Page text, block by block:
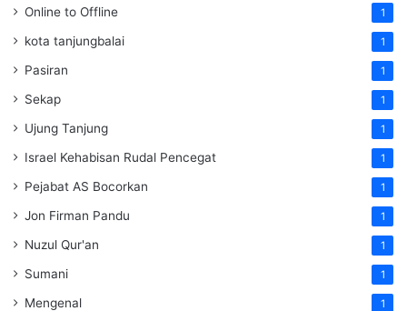
Online to Offline 1
kota tanjungbalai 1
Pasiran 1
Sekap 1
Ujung Tanjung 1
Israel Kehabisan Rudal Pencegat 1
Pejabat AS Bocorkan 1
Jon Firman Pandu 1
Nuzul Qur'an 1
Sumani 1
Mengenal 1